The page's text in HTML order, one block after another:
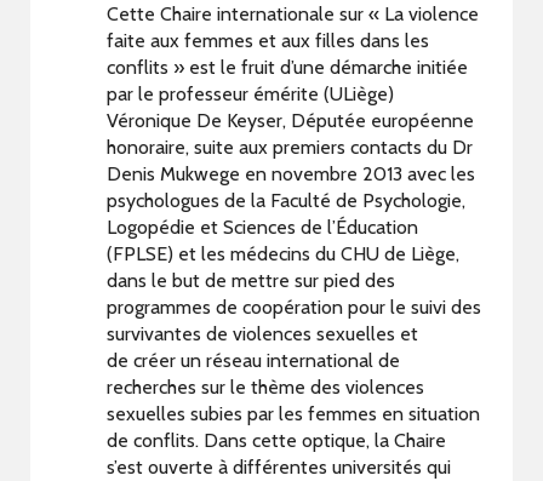
Cette Chaire internationale sur « La violence
faite aux femmes et aux filles dans les
conflits » est le fruit d’une démarche initiée
par le professeur émérite (ULiège)
Véronique De Keyser, Députée européenne
honoraire, suite aux premiers contacts du Dr
Denis Mukwege en novembre 2013 avec les
psychologues de la Faculté de Psychologie,
Logopédie et Sciences de l’Éducation
(FPLSE) et les médecins du CHU de Liège,
dans le but de mettre sur pied des
programmes de coopération pour le suivi des
survivantes de violences sexuelles et
de créer un réseau international de
recherches sur le thème des violences
sexuelles subies par les femmes en situation
de conflits. Dans cette optique, la Chaire
s’est ouverte à différentes universités qui